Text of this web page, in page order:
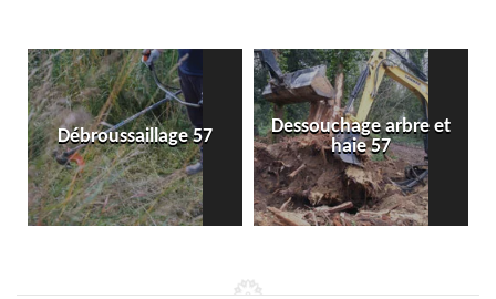
Débroussaillage 57
Dessouchage arbre et
haie 57